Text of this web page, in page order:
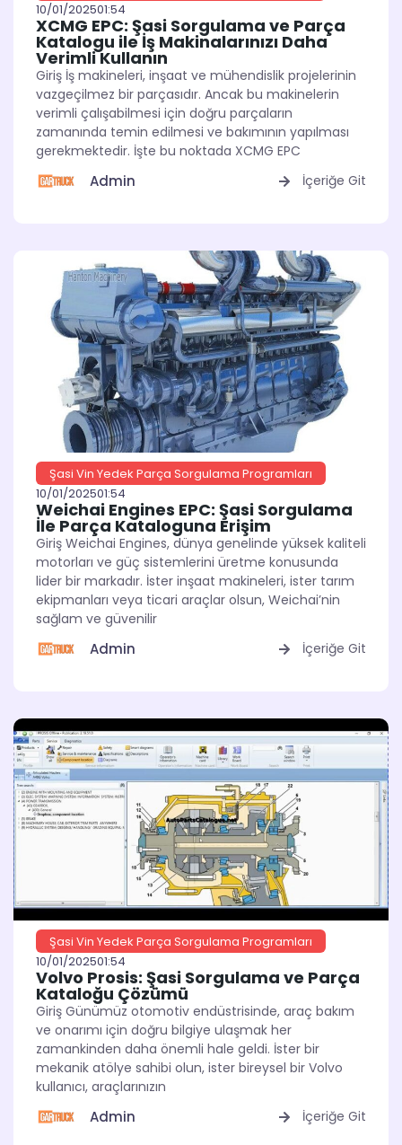
10/01/202501:54
XCMG EPC: Şasi Sorgulama ve Parça
Katalogu ile İş Makinalarınızı Daha
Verimli Kullanın
Giriş İş makineleri, inşaat ve mühendislik projelerinin
vazgeçilmez bir parçasıdır. Ancak bu makinelerin
verimli çalışabilmesi için doğru parçaların
zamanında temin edilmesi ve bakımının yapılması
gerekmektedir. İşte bu noktada XCMG EPC
Admin İçeriğe Git
Şasi Vin Yedek Parça Sorgulama Programları
10/01/202501:54
Weichai Engines EPC: Şasi Sorgulama
İle Parça Kataloguna Erişim
Giriş Weichai Engines, dünya genelinde yüksek kaliteli
motorları ve güç sistemlerini üretme konusunda
lider bir markadır. İster inşaat makineleri, ister tarım
ekipmanları veya ticari araçlar olsun, Weichai’nin
sağlam ve güvenilir
Admin İçeriğe Git
Şasi Vin Yedek Parça Sorgulama Programları
10/01/202501:54
Volvo Prosis: Şasi Sorgulama ve Parça
Kataloğu Çözümü
Giriş Günümüz otomotiv endüstrisinde, araç bakım
ve onarımı için doğru bilgiye ulaşmak her
zamankinden daha önemli hale geldi. İster bir
mekanik atölye sahibi olun, ister bireysel bir Volvo
kullanıcı, araçlarınızın
Admin İçeriğe Git